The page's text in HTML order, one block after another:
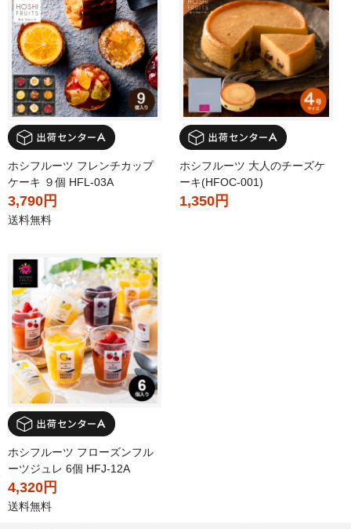
ホシフルーツ フレンチカップ
ケーキ ９個 HFL-03A
3,790円
送料無料
ホシフルーツ 大人のチーズケ
ーキ(HFOC-001)
1,350円
ホシフルーツ フローズンフル
ーツジュレ 6個 HFJ-12A
4,320円
送料無料